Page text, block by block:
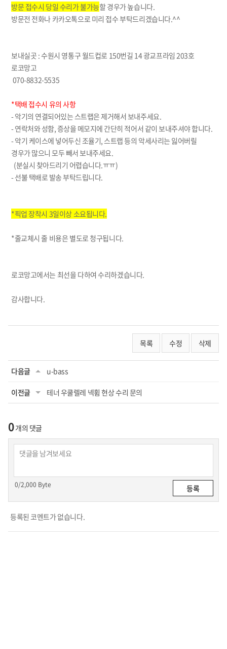
방문 접수시 당일 수리가 불가능할 경우가 높습니다.
방문전 전화나 카카오톡으로 미리 접수 부탁드리겠습니다.^^
보내실곳 : 수원시 영통구 월드컵로 150번길 14 광교프라임 203호
로코망고
070-8832-5535
*택배 접수시 유의 사항
- 악기의 연결되어있는 스트랩은 제거해서 보내주세요.
- 연락처와 성함, 증상을 메모지에 간단히 적어서 같이 보내주셔야 합니다.
- 악기 케이스에 넣어두신 조율기, 스트랩 등의 악세사리는 잃어버릴
경우가 많으니 모두 빼서 보내주세요.
(분실시 찾아드리기 어렵습니다.ㅠㅠ)
- 선불 택배로 발송 부탁드립니다.
*픽업 장착시 3일이상 소요됩니다.
*줄교체시 줄 비용은 별도로 청구됩니다.
로코망고에서는 최선을 다하여 수리하겠습니다.
감사합니다.
목록 수정 삭제
다음글 u-bass
이전글 테너 우쿨렐레 넥휨 현상 수리 문의
0개의 댓글
0/2,000 Byte
등록된 코멘트가 없습니다.